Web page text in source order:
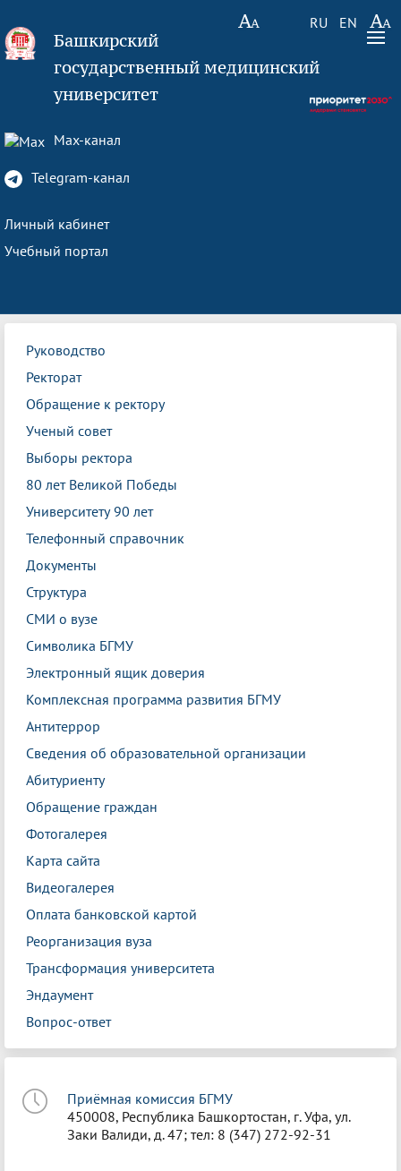
RU EN
Башкирский
государственный медицинский
университет
Max-канал
Telegram-канал
Личный кабинет
Учебный портал
Руководство
Ректорат
Обращение к ректору
Ученый совет
Выборы ректора
80 лет Великой Победы
Университету 90 лет
Телефонный справочник
Документы
Структура
СМИ о вузе
Символика БГМУ
Электронный ящик доверия
Комплексная программа развития БГМУ
Антитеррор
Сведения об образовательной организации
Абитуриенту
Обращение граждан
Фотогалерея
Карта сайта
Видеогалерея
Оплата банковской картой
Реорганизация вуза
Трансформация университета
Эндаумент
Вопрос-ответ
Приёмная комиссия БГМУ
450008, Республика Башкортостан, г. Уфа, ул.
Заки Валиди, д. 47; тел: 8 (347) 272-92-31